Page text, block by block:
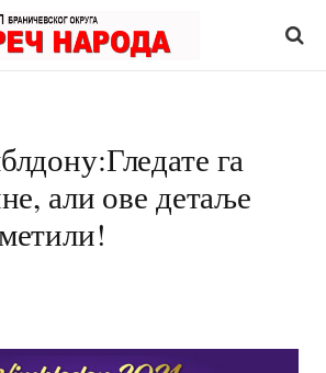
га
али ове детаље